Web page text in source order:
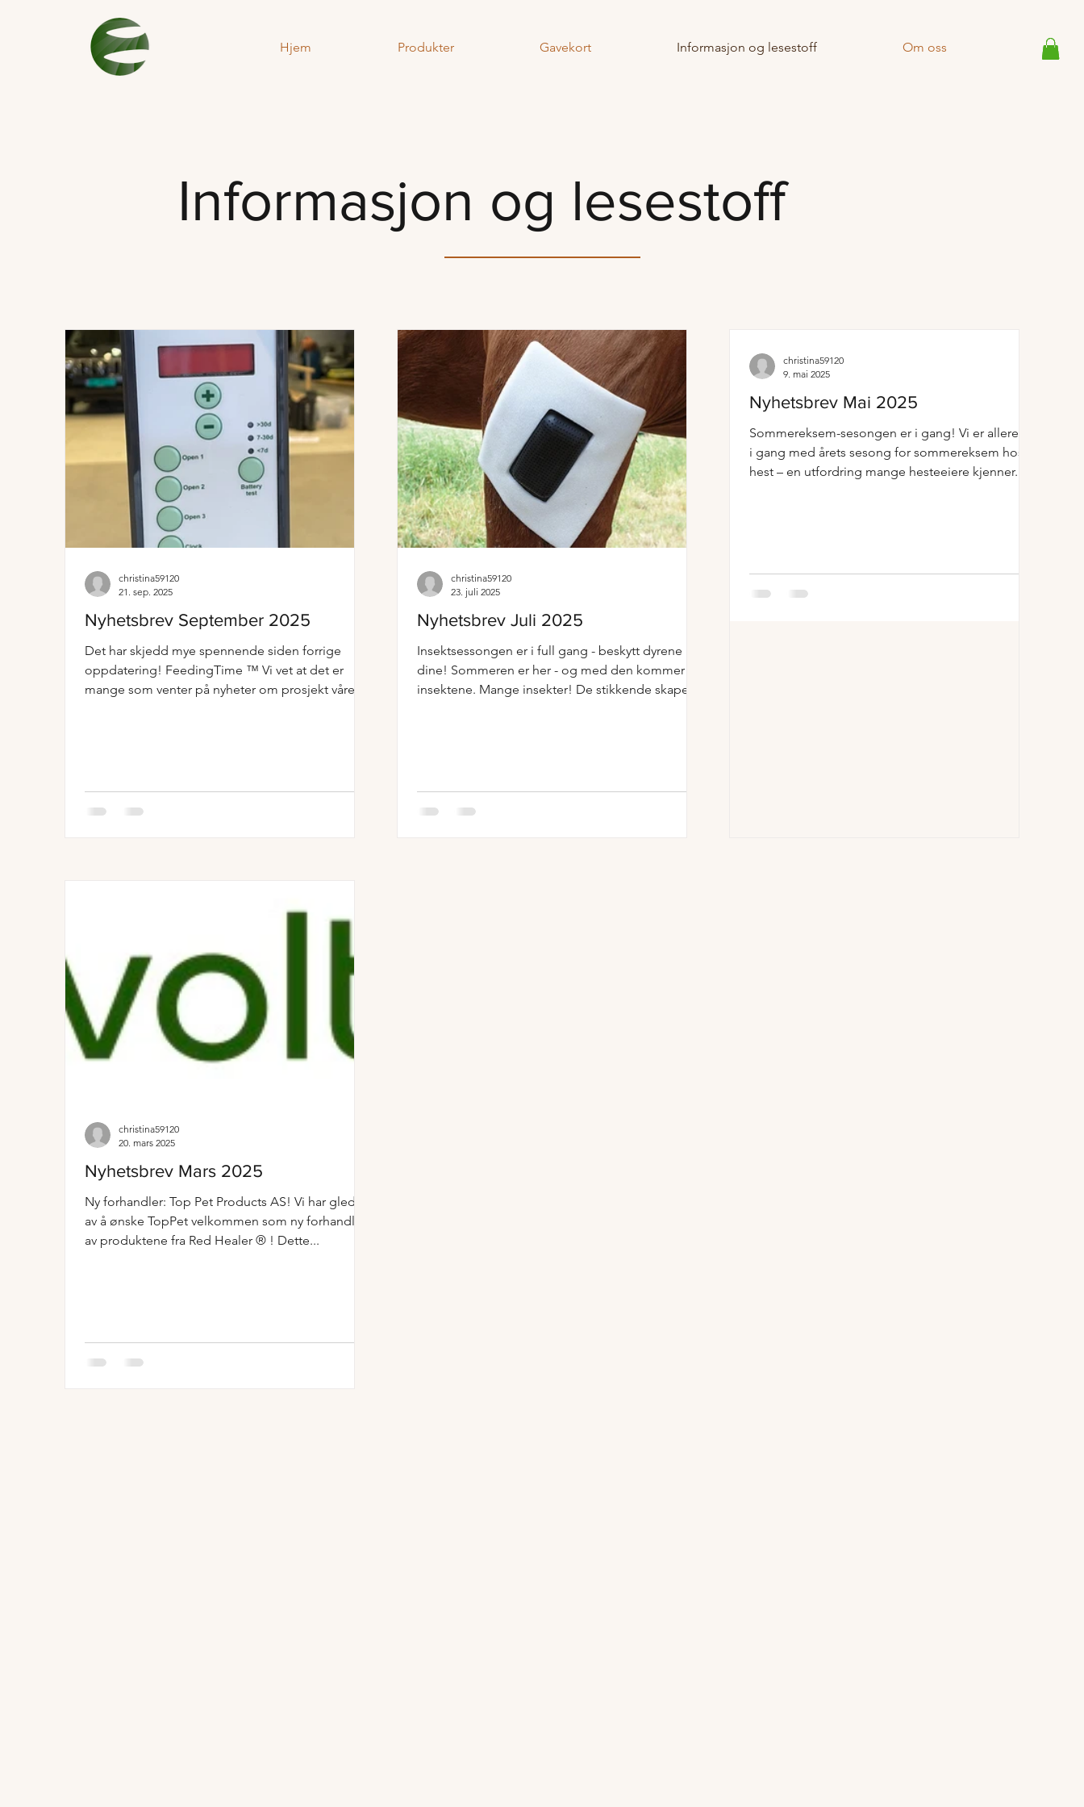
Hjem Produkter Gavekort Informasjon og lesestoff Om oss
Informasjon og lesestoff
Nyhetsbrev September 2025
Det har skjedd mye spennende siden forrige
oppdatering! FeedingTime ™ Vi vet at det er
mange som venter på nyheter om prosjekt våres
christina59120
21. sep. 2025
Nyhetsbrev Juli 2025
Insektsessongen er i full gang - beskytt dyrene
dine! Sommeren er her - og med den kommer
insektene. Mange insekter! De stikkende skaper...
christina59120
23. juli 2025
Nyhetsbrev Mai 2025
Sommereksem-sesongen er i gang! Vi er allerede
i gang med årets sesong for sommereksem hos
hest – en utfordring mange hesteeiere kjenner...
christina59120
9. mai 2025
Nyhetsbrev Mars 2025
Ny forhandler: Top Pet Products AS! Vi har gleden
av å ønske TopPet velkommen som ny forhandler
av produktene fra Red Healer ® ! Dette...
christina59120
20. mars 2025